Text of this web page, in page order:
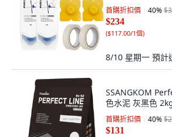
首購折扣價 40%
$234
($117.00/1個)
8/10 星期一 預計
SSANGKOM
色水泥 灰黑色
首購折扣價 40%
$131